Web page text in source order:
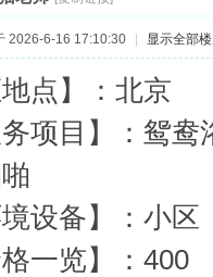
2026-6-16 17:10:30 显示全部
点】：北京
务项目】：鸳
境设备】：小区
格一览】：400